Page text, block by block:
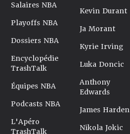
Salaires NBA
Playoffs NBA
Dossiers NBA
Encyclopédie
TrashTalk
Équipes NBA
Podcasts NBA
L'Apéro
TrashTalk
Kevin Durant
Ja Morant
Kyrie Irving
Luka Doncic
Anthony
Edwards
James Harden
Nikola Jokic